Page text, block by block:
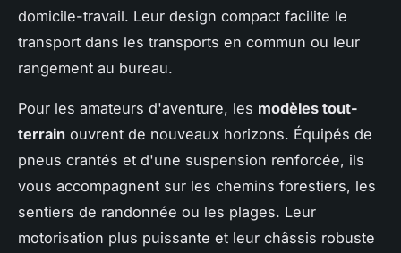
domicile-travail. Leur design compact facilite le
transport dans les transports en commun ou leur
rangement au bureau.
Pour les amateurs d'aventure, les modèles tout-
terrain ouvrent de nouveaux horizons. Équipés de
pneus crantés et d'une suspension renforcée, ils
vous accompagnent sur les chemins forestiers, les
sentiers de randonnée ou les plages. Leur
motorisation plus puissante et leur châssis robuste